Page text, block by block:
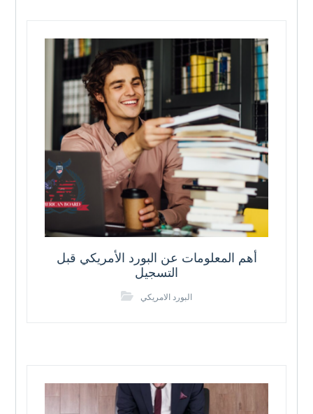
أهم المعلومات عن البورد الأمريكي قبل
التسجيل
البورد الامريكي